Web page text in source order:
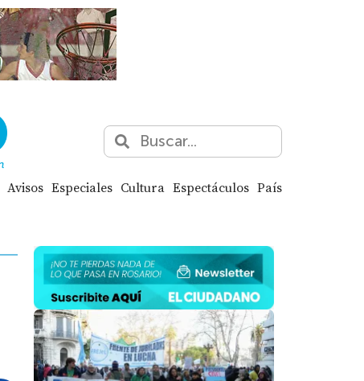
Avisos Especiales Cultura Espectáculos País